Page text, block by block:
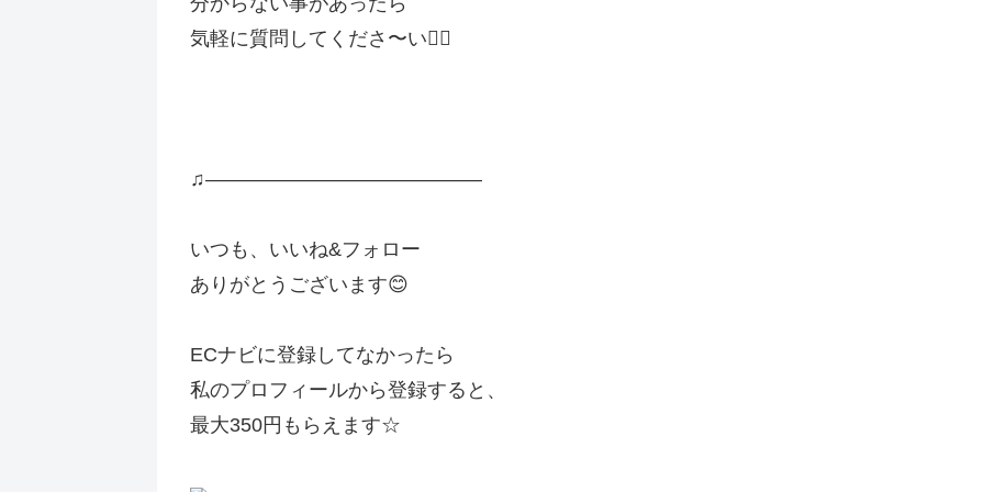
気軽に質問してくださ〜い🙋‍♀️
♫——————————————
いつも、いいね&フォロー
ありがとうございます😊
ECナビに 登録してなかったら
私のプロフィールから登録すると、
最大350円もらえます ☆